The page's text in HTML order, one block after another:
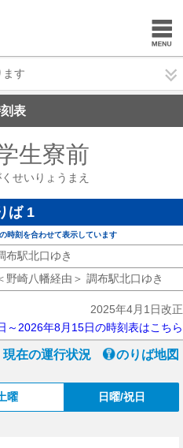
ます
表
生寮前
せいりょうまえ
ば 1
時刻を合わせて表示しています
布駅北口ゆき
野崎八幡経由＞ 調布駅北口ゆき
2025年4月1日改正
～2026年8月15日の時刻表はこちら
現在の運行状況 のりば地図
曜 日曜/祝日